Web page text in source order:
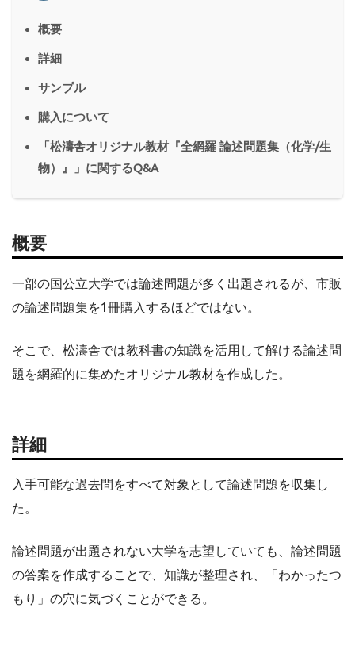
概要
詳細
サンプル
購入について
「松濤舎オリジナル教材『全網羅 論述問題集（化学/生
物）』」に関するQ&A
概要
一部の国公立大学では論述問題が多く出題されるが、市販
の論述問題集を1冊購入するほどではない。
そこで、松濤舎では教科書の知識を活用して解ける論述問
題を網羅的に集めたオリジナル教材を作成した。
詳細
入手可能な過去問をすべて対象として論述問題を収集し
た。
論述問題が出題されない大学を志望していても、論述問題
の答案を作成することで、知識が整理され、「わかったつ
もり」の穴に気づくことができる。